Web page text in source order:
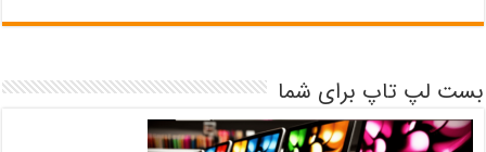
بست لپ تاپ برای شما